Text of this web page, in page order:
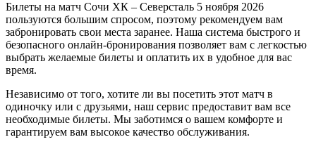
Билеты на матч Сочи ХК – Северсталь 5 ноября 2026
пользуются большим спросом, поэтому рекомендуем вам
забронировать свои места заранее. Наша система быстрого и
безопасного онлайн-бронирования позволяет вам с легкостью
выбрать желаемые билеты и оплатить их в удобное для вас
время.
Независимо от того, хотите ли вы посетить этот матч в
одиночку или с друзьями, наш сервис предоставит вам все
необходимые билеты. Мы заботимся о вашем комфорте и
гарантируем вам высокое качество обслуживания.